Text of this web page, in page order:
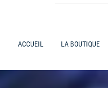
ACCUEIL LA BOUTIQUE